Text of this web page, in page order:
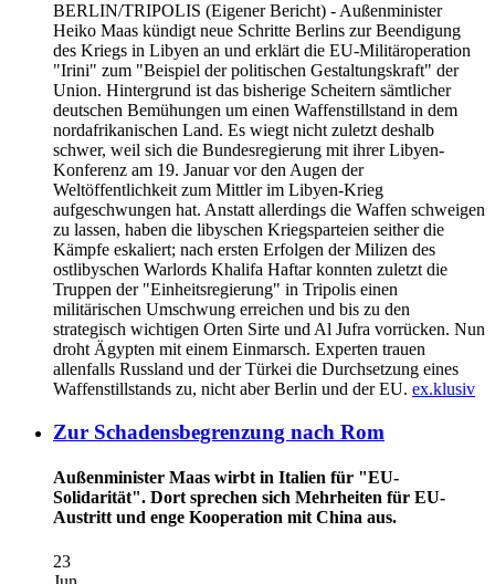
BERLIN/TRIPOLIS (Eigener Bericht) - Außenminister
Heiko Maas kündigt neue Schritte Berlins zur Beendigung
des Kriegs in Libyen an und erklärt die EU-Militäroperation
"Irini" zum "Beispiel der politischen Gestaltungskraft" der
Union. Hintergrund ist das bisherige Scheitern sämtlicher
deutschen Bemühungen um einen Waffenstillstand in dem
nordafrikanischen Land. Es wiegt nicht zuletzt deshalb
schwer, weil sich die Bundesregierung mit ihrer Libyen-
Konferenz am 19. Januar vor den Augen der
Weltöffentlichkeit zum Mittler im Libyen-Krieg
aufgeschwungen hat. Anstatt allerdings die Waffen schweigen
zu lassen, haben die libyschen Kriegsparteien seither die
Kämpfe eskaliert; nach ersten Erfolgen der Milizen des
ostlibyschen Warlords Khalifa Haftar konnten zuletzt die
Truppen der "Einheitsregierung" in Tripolis einen
militärischen Umschwung erreichen und bis zu den
strategisch wichtigen Orten Sirte und Al Jufra vorrücken. Nun
droht Ägypten mit einem Einmarsch. Experten trauen
allenfalls Russland und der Türkei die Durchsetzung eines
Waffenstillstands zu, nicht aber Berlin und der EU. ex.klusiv
Zur Schadensbegrenzung nach Rom
Außenminister Maas wirbt in Italien für "EU-
Solidarität". Dort sprechen sich Mehrheiten für EU-
Austritt und enge Kooperation mit China aus.
23